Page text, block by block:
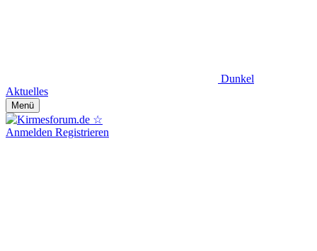
Dunkel
Aktuelles
Menü
Anmelden Registrieren